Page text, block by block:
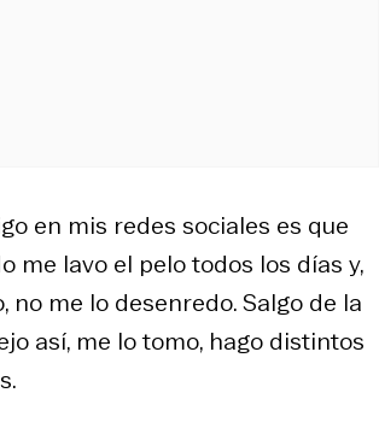
en mis redes sociales es que
me lavo el pelo todos los días y,
no me lo desenredo. Salgo de la
así, me lo tomo, hago distintos